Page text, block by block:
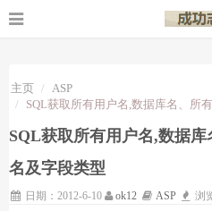
主页
ASP
SQL获取所有用户名,数据库名、所
SQL获取所有用户名,数据
名及字段类型
日期：2012-6-10 ok12 ASP 浏